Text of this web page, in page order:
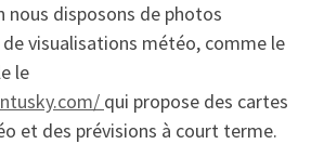
disposons de photos
visualisations météo, comme le
le
qui propose des cartes
et des prévisions à court terme.